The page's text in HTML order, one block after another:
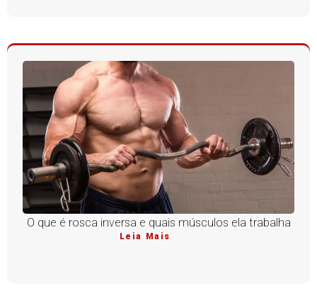
O que é rosca inversa e quais músculos ela trabalha
Leia Mais